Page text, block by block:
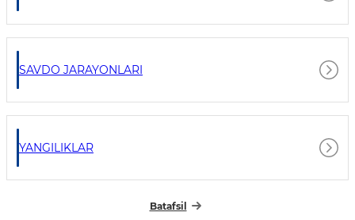
SAVDO JARAYONLARI
YANGILIKLAR
Batafsil